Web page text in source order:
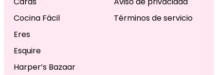
Cocina Fácil
Eres
Esquire
Harper’s Bazaar
Términos de servicio